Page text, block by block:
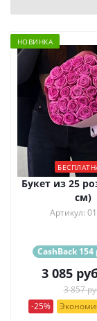
НОВИНКА
Букет из 25 роз Аква (40
см)
Артикул:
CashBack 154
3 085
3 857
-25%